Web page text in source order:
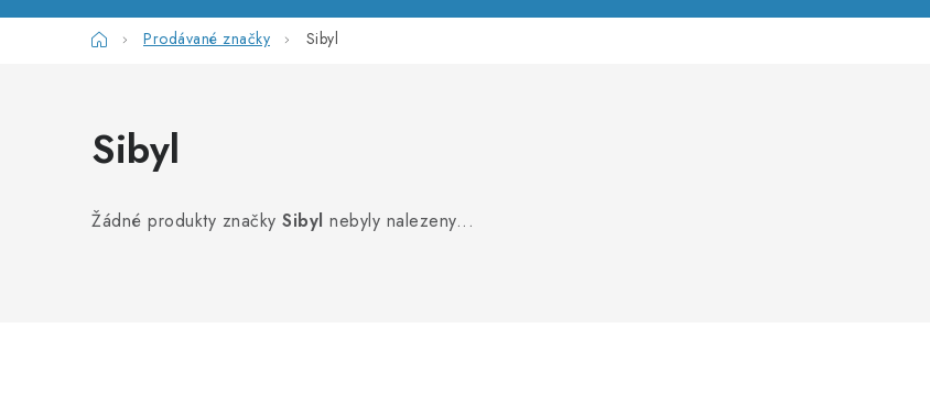
DomůProdávané značky Sibyl
Sibyl
Žádné produkty značky Sibyl nebyly nalezeny...